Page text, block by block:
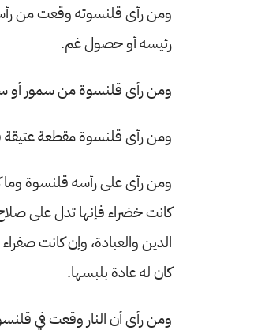
ومن رأى قلنسوته وقعت من
رئيسه أو حصول غم.
ومن رأى قلنسوة من سمور أو
ومن رأى قلنسوة مقطعة عتيقة
ومن رأى على رأسه قلنسوة وما
كانت خضراء فإنها تدل على
الدين والعبادة، وإن كانت
كان له عادة بلبسها.
ومن رأى أن النار وقعت في